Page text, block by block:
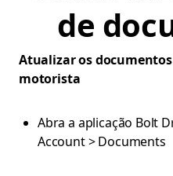
de
Atualizar os
motorista
Abra a aplicação Bolt
Account > Documents